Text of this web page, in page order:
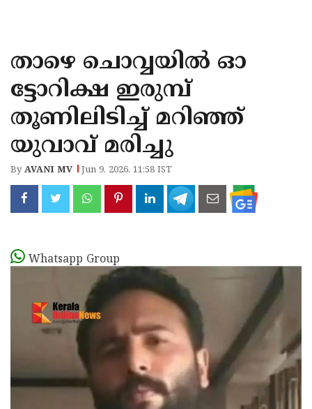
KANNUR
KASARAGOD
താഴെ ചൊവ്വയിൽ ഓ
ട്ടോറിക്ഷ ഇരുമ്പ്
തൂണിലിടിച്ച് മറിഞ്ഞ്
യുവാവ് മരിച്ചു
ByAVANI MV Jun 9, 2026, 11:58 IST
Whatsapp Group